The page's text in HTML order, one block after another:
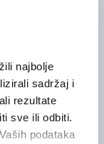
najbolje
sadržaj i
rezultate
sve ili odbiti.
podataka